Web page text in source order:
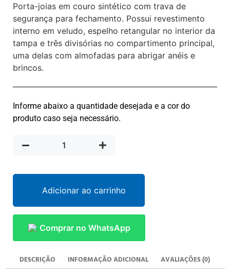
Porta-joias em couro sintético com trava de
segurança para fechamento. Possui revestimento
interno em veludo, espelho retangular no interior da
tampa e três divisórias no compartimento principal,
uma delas com almofadas para abrigar anéis e
brincos.
Informe abaixo a quantidade desejada e a cor do
produto caso seja necessário.
Adicionar ao carrinho
Comprar no WhatsApp
DESCRIÇÃO INFORMAÇÃO ADICIONAL AVALIAÇÕES (0)